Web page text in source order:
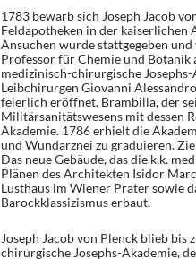
1783 bewarb sich Joseph Jacob
Feldapotheken in der kaiserlichen
Ansuchen wurde stattgegeben
Professor für Chemie und Botanik
medizinisch-chirurgische
Leibchirurgen Giovanni
feierlich eröffnet. Brambilla, der
Militärsanitätswesens mit dessen
Akademie. 1786 erhielt die
und Wundarznei zu graduieren.
Das neue Gebäude, das die k.k.
Plänen des Architekten Isidor
Lusthaus im Wiener Prater sowie
Barockklassizismus erbaut.
Joseph Jacob von Plenck blieb
chirurgische Josephs-Akademie,